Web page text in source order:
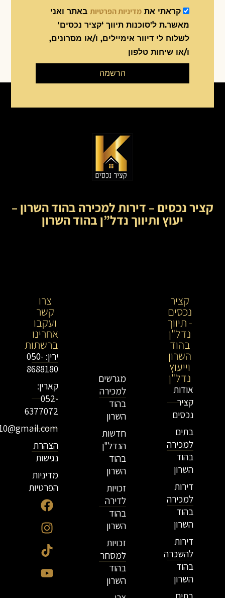
קראתי את מדיניות הפרטיות באתר ואני
מאשר.ת ל'סוכנות תיווך ‘קציר נכסים'
לשלוח לי דיוור אימיילים, ו/או מסרונים,
ו/או שיחות טלפון
הרשמה
קציר נכסים – דירות למכירה בהוד השרון –
יעוץ ותיווך נדל”ן בהוד השרון
קציר
נכסים
- תיווך
נדל"ן
בהוד
השרון
וייעוץ
נדל"ן
אודות
קציר
נכסים
בתים
למכירה
בהוד
השרון
דירות
למכירה
בהוד
השרון
דירות
להשכרה
בהוד
השרון
מגרשים
למכירה
בהוד
השרון
חדשות
הנדל"ן
בהוד
השרון
זכויות
לדירה
בהוד
השרון
זכויות
למסחר
בהוד
השרון
צרו
קשר
ועקבו
אחרינו
ברשתות
ירין: 050-
8688180
קארין:
052-
6377072
הצהרת
נגישות
מדיניות
הפרטיות